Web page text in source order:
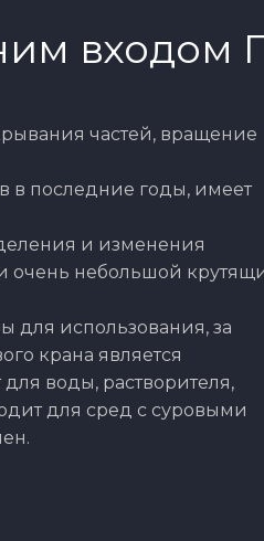
входом
частей, вращение
в последние годы, имеет
и изменения
очень небольшой
для использования, за
крана является
воды, растворителя,
для сред с суровыми